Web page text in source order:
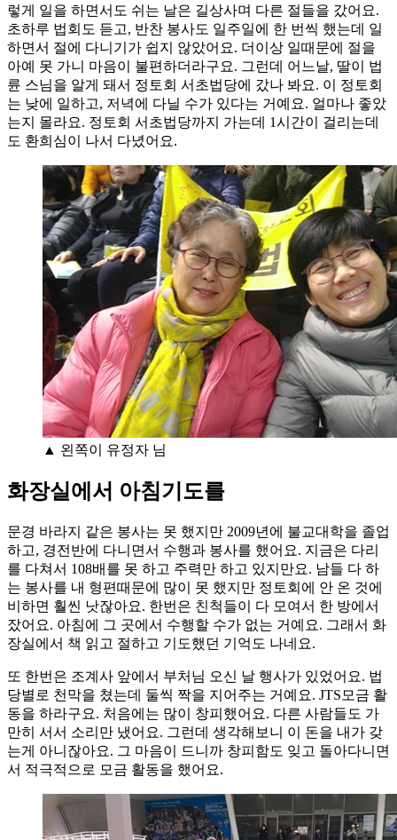
렇게 일을 하면서도 쉬는 날은 길상사며 다른 절들을 갔어요.
초하루 법회도 듣고, 반찬 봉사도 일주일에 한 번씩 했는데 일
하면서 절에 다니기가 쉽지 않았어요. 더이상 일때문에 절을
아예 못 가니 마음이 불편하더라구요. 그런데 어느날, 딸이 법
륜 스님을 알게 돼서 정토회 서초법당에 갔나 봐요. 이 정토회
는 낮에 일하고, 저녁에 다닐 수가 있다는 거예요. 얼마나 좋았
는지 몰라요. 정토회 서초법당까지 가는데 1시간이 걸리는데
도 환희심이 나서 다녔어요.
▲ 왼쪽이 유정자 님
화장실에서 아침기도를
문경 바라지 같은 봉사는 못 했지만 2009년에 불교대학을 졸업
하고, 경전반에 다니면서 수행과 봉사를 했어요. 지금은 다리
를 다쳐서 108배를 못 하고 주력만 하고 있지만요. 남들 다 하
는 봉사를 내 형편때문에 많이 못 했지만 정토회에 안 온 것에
비하면 훨씬 낫잖아요. 한번은 친척들이 다 모여서 한 방에서
잤어요. 아침에 그 곳에서 수행할 수가 없는 거예요. 그래서 화
장실에서 책 읽고 절하고 기도했던 기억도 나네요.
또 한번은 조계사 앞에서 부처님 오신 날 행사가 있었어요. 법
당별로 천막을 쳤는데 둘씩 짝을 지어주는 거예요. JTS모금 활
동을 하라구요. 처음에는 많이 창피했어요. 다른 사람들도 가
만히 서서 소리만 냈어요. 그런데 생각해보니 이 돈을 내가 갖
는게 아니잖아요. 그 마음이 드니까 창피함도 잊고 돌아다니면
서 적극적으로 모금 활동을 했어요.